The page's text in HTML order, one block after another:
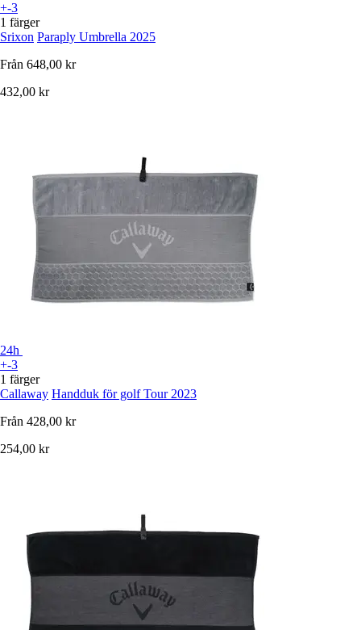
+-3
1 färger
Srixon Paraply Umbrella 2025
Från 648,00 kr
432,00 kr
24h
+-3
1 färger
Callaway Handduk för golf Tour 2023
Från 428,00 kr
254,00 kr